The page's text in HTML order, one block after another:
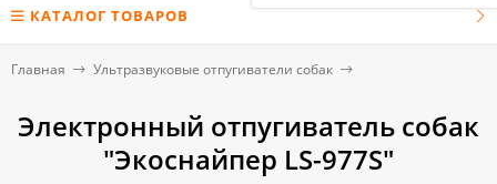
КАТАЛОГ ТОВАРОВ
Главная Ультразвуковые отпугиватели собак
Электронный отпугиватель собак
"Экоснайпер LS-977S"